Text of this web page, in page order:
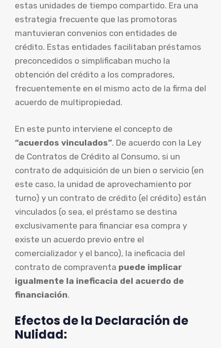
estas unidades de tiempo compartido. Era una
estrategia frecuente que las promotoras
mantuvieran convenios con entidades de
crédito. Estas entidades facilitaban préstamos
preconcedidos o simplificaban mucho la
obtención del crédito a los compradores,
frecuentemente en el mismo acto de la firma del
acuerdo de multipropiedad.
En este punto interviene el concepto de
“acuerdos vinculados”. De acuerdo con la Ley
de Contratos de Crédito al Consumo, si un
contrato de adquisición de un bien o servicio (en
este caso, la unidad de aprovechamiento por
turno) y un contrato de crédito (el crédito) están
vinculados (o sea, el préstamo se destina
exclusivamente para financiar esa compra y
existe un acuerdo previo entre el
comercializador y el banco), la ineficacia del
contrato de compraventa puede implicar
igualmente la ineficacia del acuerdo de
financiación.
Efectos de la Declaración de
Nulidad: